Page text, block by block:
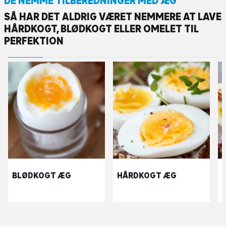
SÅ HAR DET ALDRIG VÆRET NEMMERE AT LAVE
HÅRDKOGT, BLØDKOGT ELLER OMELET TIL
PERFEKTION
BLØDKOGT ÆG HÅRDKOGT ÆG